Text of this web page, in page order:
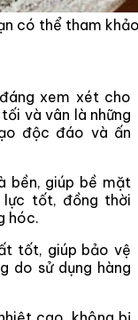
có thể tham
xem xét cho
và vân là những
độc đáo và ấn
bền, giúp bề mặt
lực tốt, đồng thời
hóc.
tốt, giúp bảo vệ
do sử dụng hàng